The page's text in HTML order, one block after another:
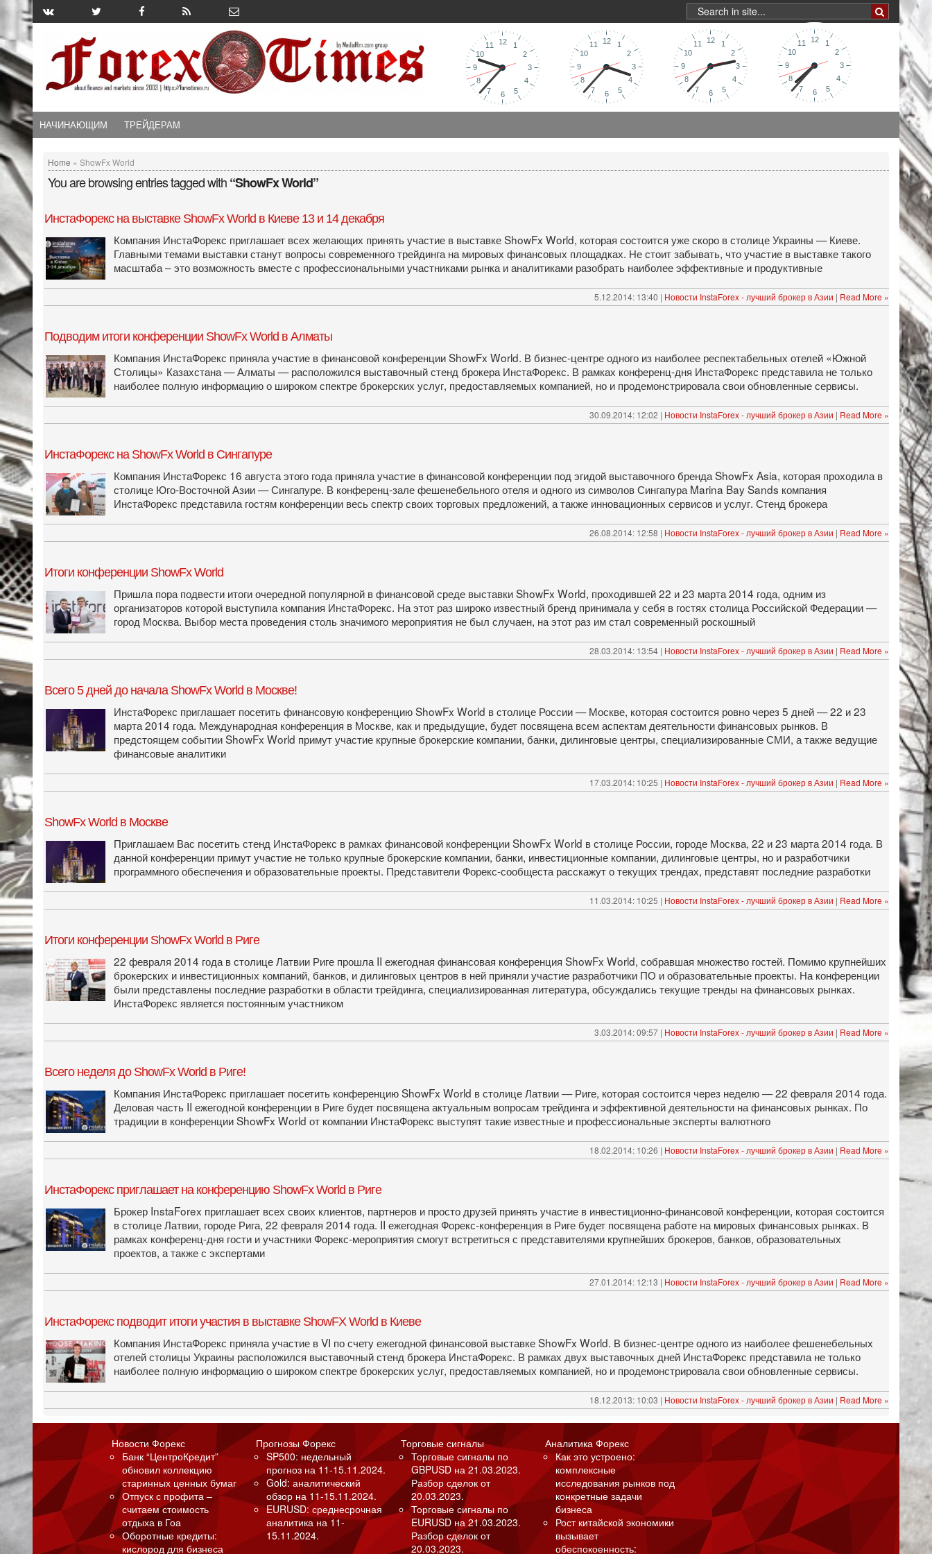
НАЧИНАЮЩИМ ТРЕЙДЕРАМ
Home » ShowFx World
You are browsing entries tagged with“ShowFx World”
ИнстаФорекс на выставке ShowFx World в Киеве 13 и 14 декабря
Компания ИнстаФорекс приглашает всех желающих принять участие в выставке ShowFx World, которая состоится уже скоро в столице Украины — Киеве.
Главными темами выставки станут вопросы современного трейдинга на мировых финансовых площадках. Не стоит забывать, что участие в выставке такого
масштаба – это возможность вместе с профессиональными участниками рынка и аналитиками разобрать наиболее эффективные и продуктивные
5.12.2014: 13:40 | Новости InstaForex - лучший брокер в Азии | Read More »
Подводим итоги конференции ShowFx World в Алматы
Компания ИнстаФорекс приняла участие в финансовой конференции ShowFx World. В бизнес-центре одного из наиболее респектабельных отелей «Южной
Столицы» Казахстана — Алматы — расположился выставочный стенд брокера ИнстаФорекс. В рамках конференц-дня ИнстаФорекс представила не только
наиболее полную информацию о широком спектре брокерских услуг, предоставляемых компанией, но и продемонстрировала свои обновленные сервисы.
30.09.2014: 12:02 | Новости InstaForex - лучший брокер в Азии | Read More »
ИнстаФорекс на ShowFx World в Сингапуре
Компания ИнстаФорекс 16 августа этого года приняла участие в финансовой конференции под эгидой выставочного бренда ShowFx Asia, которая проходила в
столице Юго-Восточной Азии — Сингапуре. В конференц-зале фешенебельного отеля и одного из символов Сингапура Marina Bay Sands компания
ИнстаФорекс представила гостям конференции весь спектр своих торговых предложений, а также инновационных сервисов и услуг. Стенд брокера
26.08.2014: 12:58 | Новости InstaForex - лучший брокер в Азии | Read More »
Итоги конференции ShowFx World
Пришла пора подвести итоги очередной популярной в финансовой среде выставки ShowFx World, проходившей 22 и 23 марта 2014 года, одним из
организаторов которой выступила компания ИнстаФорекс. На этот раз широко известный бренд принимала у себя в гостях столица Российской Федерации —
город Москва. Выбор места проведения столь значимого мероприятия не был случаен, на этот раз им стал современный роскошный
28.03.2014: 13:54 | Новости InstaForex - лучший брокер в Азии | Read More »
Всего 5 дней до начала ShowFx World в Москве!
ИнстаФорекс приглашает посетить финансовую конференцию ShowFx World в столице России — Москве, которая состоится ровно через 5 дней — 22 и 23
марта 2014 года. Международная конференция в Москве, как и предыдущие, будет посвящена всем аспектам деятельности финансовых рынков. В
предстоящем событии ShowFx World примут участие крупные брокерские компании, банки, дилинговые центры, специализированные СМИ, а также ведущие
финансовые аналитики
17.03.2014: 10:25 | Новости InstaForex - лучший брокер в Азии | Read More »
ShowFx World в Москве
Приглашаем Вас посетить стенд ИнстаФорекс в рамках финансовой конференции ShowFx World в столице России, городе Москва, 22 и 23 марта 2014 года. В
данной конференции примут участие не только крупные брокерские компании, банки, инвестиционные компании, дилинговые центры, но и разработчики
программного обеспечения и образовательные проекты. Представители Форекс-сообщеста расскажут о текущих трендах, представят последние разработки
11.03.2014: 10:25 | Новости InstaForex - лучший брокер в Азии | Read More »
Итоги конференции ShowFx World в Риге
22 февраля 2014 года в столице Латвии Риге прошла II ежегодная финансовая конференция ShowFx World, собравшая множество гостей. Помимо крупнейших
брокерских и инвестиционных компаний, банков, и дилинговых центров в ней приняли участие разработчики ПО и образовательные проекты. На конференции
были представлены последние разработки в области трейдинга, специализированная литература, обсуждались текущие тренды на финансовых рынках.
ИнстаФорекс является постоянным участником
3.03.2014: 09:57 | Новости InstaForex - лучший брокер в Азии | Read More »
Всего неделя до ShowFx World в Риге!
Компания ИнстаФорекс приглашает посетить конференцию ShowFx World в столице Латвии — Риге, которая состоится через неделю — 22 февраля 2014 года.
Деловая часть II ежегодной конференции в Риге будет посвящена актуальным вопросам трейдинга и эффективной деятельности на финансовых рынках. По
традиции в конференции ShowFx World от компании ИнстаФорекс выступят такие известные и профессиональные эксперты валютного
18.02.2014: 10:26 | Новости InstaForex - лучший брокер в Азии | Read More »
ИнстаФорекс приглашает на конференцию ShowFx World в Риге
Брокер InstaForex приглашает всех своих клиентов, партнеров и просто друзей принять участие в инвестиционно-­финансовой конференции, которая состоится
в столице Латвии, городе Рига, 22 февраля 2014 года. II ежегодная Форекс­-конференция в Риге будет посвящена работе на мировых финансовых рынках. В
рамках конференц-­дня гости и участники Форекс­-мероприятия смогут встретиться с представителями крупнейших брокеров, банков, образовательных
проектов, а также с экспертами
27.01.2014: 12:13 | Новости InstaForex - лучший брокер в Азии | Read More »
ИнстаФорекс подводит итоги участия в выставке ShowFX World в Киеве
Компания ИнстаФорекс приняла участие в VI по счету ежегодной финансовой выставке ShowFx World. В бизнес-центре одного из наиболее фешенебельных
отелей столицы Украины расположился выставочный стенд брокера ИнстаФорекс. В рамках двух выставочных дней ИнстаФорекс представила не только
наиболее полную информацию о широком спектре брокерских услуг, предоставляемых компанией, но и продемонстрировала свои обновленные сервисы.
18.12.2013: 10:03 | Новости InstaForex - лучший брокер в Азии | Read More »
Новости Форекс
Банк “ЦентроКредит”
обновил коллекцию
старинных ценных бумаг
Отпуск с профита –
считаем стоимость
отдыха в Гоа
Оборотные кредиты:
кислород для бизнеса
Прогнозы Форекс
SP500: недельный
прогноз на 11-15.11.2024.
Gold: аналитический
обзор на 11-15.11.2024.
EURUSD: среднесрочная
аналитика на 11-
15.11.2024.
Торговые сигналы
Торговые сигналы по
GBPUSD на 21.03.2023.
Разбор сделок от
20.03.2023.
Торговые сигналы по
EURUSD на 21.03.2023.
Разбор сделок от
20.03.2023.
Аналитика Форекс
Как это устроено:
комплексные
исследования рынков под
конкретные задачи
бизнеса
Рост китайской экономики
вызывает
обеспокоенность: